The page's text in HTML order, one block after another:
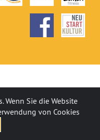
Wenn Sie die Website
von Cookies